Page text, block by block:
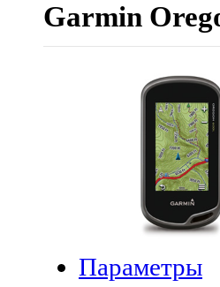
Garmin
Параметры